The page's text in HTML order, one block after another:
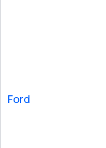
Ford